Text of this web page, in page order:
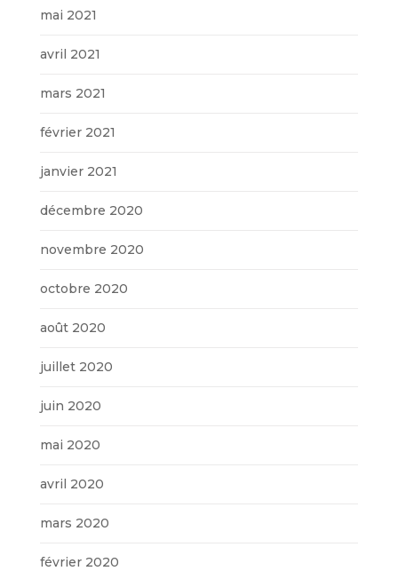
mai 2021
avril 2021
mars 2021
février 2021
janvier 2021
décembre 2020
novembre 2020
octobre 2020
août 2020
juillet 2020
juin 2020
mai 2020
avril 2020
mars 2020
février 2020